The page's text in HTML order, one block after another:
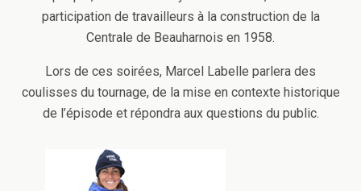
participation de travailleurs à la construction de la
Centrale de Beauharnois en 1958.
Lors de ces soirées, Marcel Labelle parlera des
coulisses du tournage, de la mise en contexte historique
de l’épisode et répondra aux questions du public.